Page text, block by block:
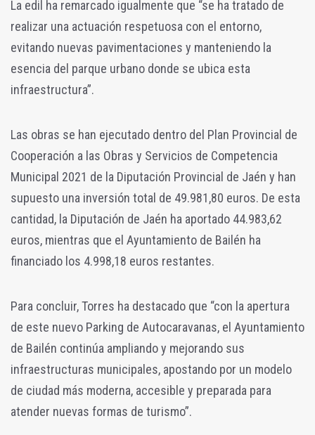
La edil ha remarcado igualmente que “se ha tratado de
realizar una actuación respetuosa con el entorno,
evitando nuevas pavimentaciones y manteniendo la
esencia del parque urbano donde se ubica esta
infraestructura”.
Las obras se han ejecutado dentro del Plan Provincial de
Cooperación a las Obras y Servicios de Competencia
Municipal 2021 de la Diputación Provincial de Jaén y han
supuesto una inversión total de 49.981,80 euros. De esta
cantidad, la Diputación de Jaén ha aportado 44.983,62
euros, mientras que el Ayuntamiento de Bailén ha
financiado los 4.998,18 euros restantes.
Para concluir, Torres ha destacado que “con la apertura
de este nuevo Parking de Autocaravanas, el Ayuntamiento
de Bailén continúa ampliando y mejorando sus
infraestructuras municipales, apostando por un modelo
de ciudad más moderna, accesible y preparada para
atender nuevas formas de turismo”.